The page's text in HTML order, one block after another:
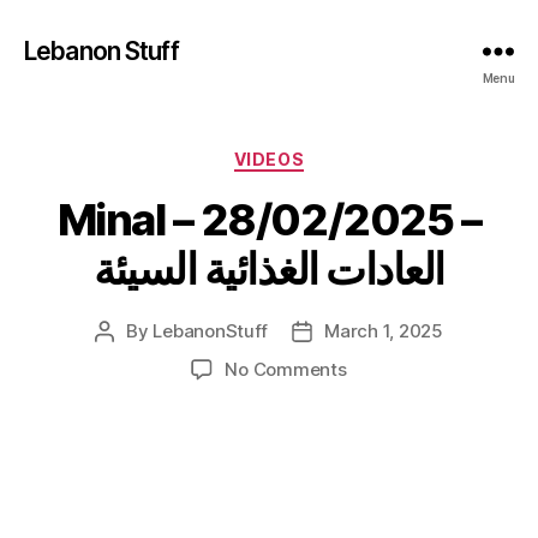
Lebanon Stuff
Menu
Categories
VIDEOS
Minal – 28/02/2025 –
العادات الغذائية السيئة
Post
By LebanonStuff
PostMarch 1, 2025
No Commentson